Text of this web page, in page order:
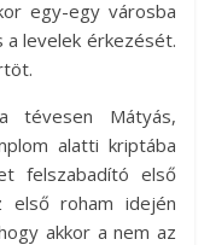
egy-egy városba
a levelek érkezését.
tévesen Mátyás,
alatti kriptába
felszabadító első
első roham idején
akkor a nem az